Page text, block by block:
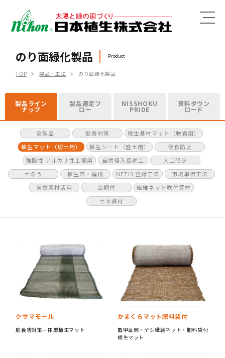
MENU
のり面緑化製品 Product
TOP 製品・工法 のり面緑化製品
製品ライン
ナップ
製品選定フ
ロー
NISSHOKU
PRIDE
資料ダウン
ロード
全製品 獣害対策
植生基材マット（軟岩用）
植生マット（切土用）
植生シート（盛土用）
侵食防止
強酸性 アルカリ性土壌用
自然侵入促進工
人工張芝
土のう
植生帯・編柵 NETIS 登録工法
市場単価工法
天然素材活用
金網付
繊維ネット吹付資材
土木資材
クサマモール
鹿食害対策一体型植生マット
かまくらマット肥料袋付
亀甲金網・ヤシ繊維ネット・肥料袋付
植生マット